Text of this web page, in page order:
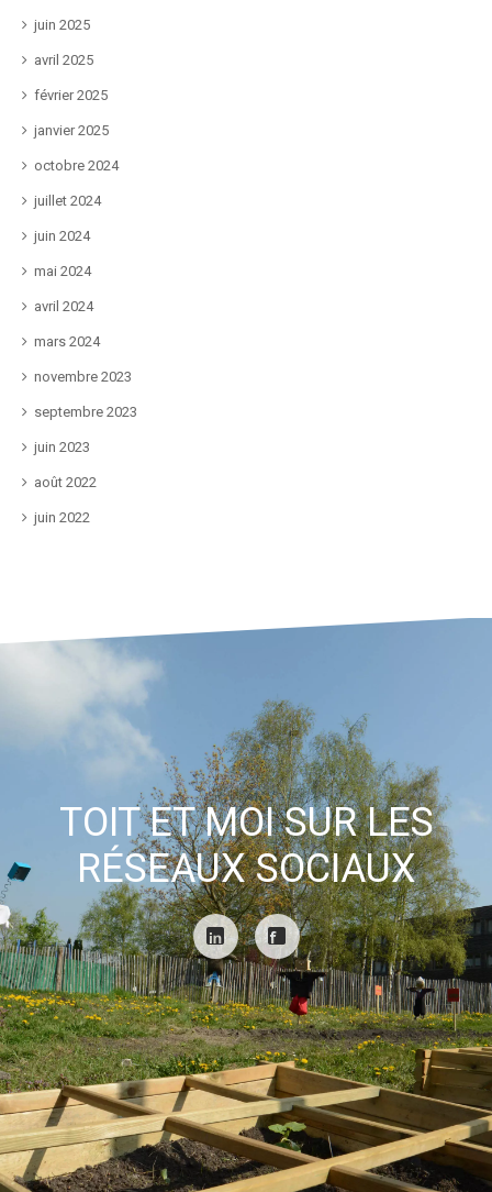
juin 2025
avril 2025
février 2025
janvier 2025
octobre 2024
juillet 2024
juin 2024
mai 2024
avril 2024
mars 2024
novembre 2023
septembre 2023
juin 2023
août 2022
juin 2022
TOIT ET MOI SUR LES
RÉSEAUX SOCIAUX